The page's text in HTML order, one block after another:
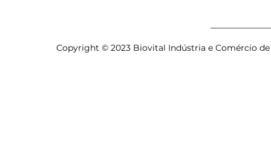
Copyright © 2023 Biovital Indústria e Comércio de